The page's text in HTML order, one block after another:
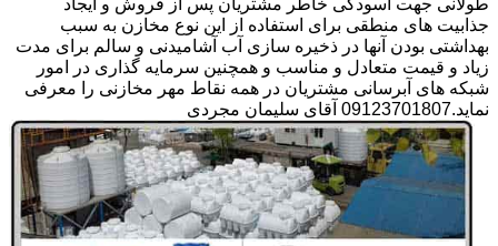
جذابیت های منطقی برای استفاده از این نوع مخازن به سبب
بهداشتی بودن آنها در ذخیره سازی آب آشامیدنی و سالم برای مدت
زیاد و قیمت متعادل و مناسب و همچنین سرمایه گذاری در امور
شبکه های آبرسانی مشتریان در همه نقاط مهر مخازنی را معرفی
نماید.09123701807 آقای سلیمان مجردی